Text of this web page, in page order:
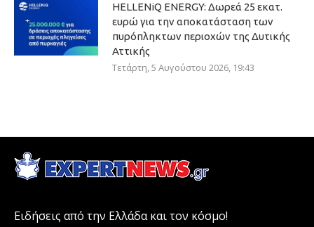
HELLENiQ ENERGY: Δωρεά 25 εκατ.
ευρώ για την αποκατάσταση των
πυρόπληκτων περιοχών της Δυτικής
Αττικής
Τετάρτη, 5 Αυγούστου 2026, 19:43
Ειδήσεις από την Ελλάδα και τον κόσμο!